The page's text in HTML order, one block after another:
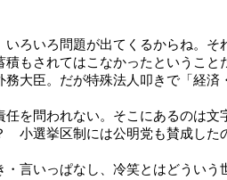
ろいろ問題が出てくるからね。
もされてはこなかったということ
臣。だが特殊法人叩きで「経済
問われない。そこにあるのは文
選挙区制には公明党も賛成し
言いっぱなし、冷笑とはどうい